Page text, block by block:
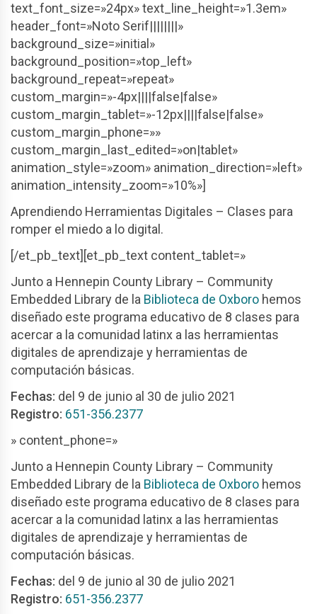
text_font_size=»24px» text_line_height=»1.3em»
header_font=»Noto Serif||||||||»
background_size=»initial»
background_position=»top_left»
background_repeat=»repeat»
custom_margin=»-4px||||false|false»
custom_margin_tablet=»-12px||||false|false»
custom_margin_phone=»»
custom_margin_last_edited=»on|tablet»
animation_style=»zoom» animation_direction=»left»
animation_intensity_zoom=»10%»]
Aprendiendo Herramientas Digitales – Clases para
romper el miedo a lo digital.
[/et_pb_text][et_pb_text content_tablet=»
Junto a Hennepin County Library – Community
Embedded Library de la Biblioteca de Oxboro hemos
diseñado este programa educativo de 8 clases para
acercar a la comunidad latinx a las herramientas
digitales de aprendizaje y herramientas de
computación básicas.
Fechas: del 9 de junio al 30 de julio 2021
Registro: 651-356.2377
» content_phone=»
Junto a Hennepin County Library – Community
Embedded Library de la Biblioteca de Oxboro hemos
diseñado este programa educativo de 8 clases para
acercar a la comunidad latinx a las herramientas
digitales de aprendizaje y herramientas de
computación básicas.
Fechas: del 9 de junio al 30 de julio 2021
Registro: 651-356.2377